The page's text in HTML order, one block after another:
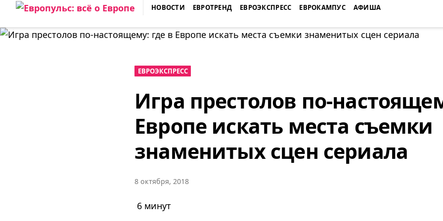
Skip
content
ЕВРОПУЛЬС: ВСЁ О ЕВРОПЕ
НОВОСТИ ЕВРОТРЕНД ЕВРОЭКСПРЕСС ЕВРОКАМПУС АФИША
ЕВРОЭКСПРЕСС
Игра престолов по-
Европе искать места съемки
знаменитых сцен сериала
8 октября, 2018
6 минут